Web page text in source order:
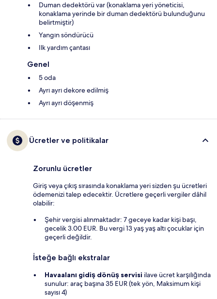
Duman dedektörü var (konaklama yeri yöneticisi,
konaklama yerinde bir duman dedektörü bulunduğunu
belirtmiştir)
Yangın söndürücü
Ilk yardım çantası
Genel
5 oda
Ayrı ayrı dekore edilmiş
Ayrı ayrı döşenmiş
Ücretler ve politikalar
Zorunlu ücretler
Giriş veya çıkış sırasında konaklama yeri sizden şu ücretleri
ödemenizi talep edecektir. Ücretlere geçerli vergiler dâhil
olabilir:
Şehir vergisi alınmaktadır: 7 geceye kadar kişi başı,
gecelik 3.00 EUR. Bu vergi 13 yaş yaş altı çocuklar için
geçerli değildir.
İsteğe bağlı ekstralar
Havaalanı gidiş dönüş servisi ilave ücret karşılığında
sunulur: araç başına 35 EUR (tek yön, Maksimum kişi
sayısı 4)